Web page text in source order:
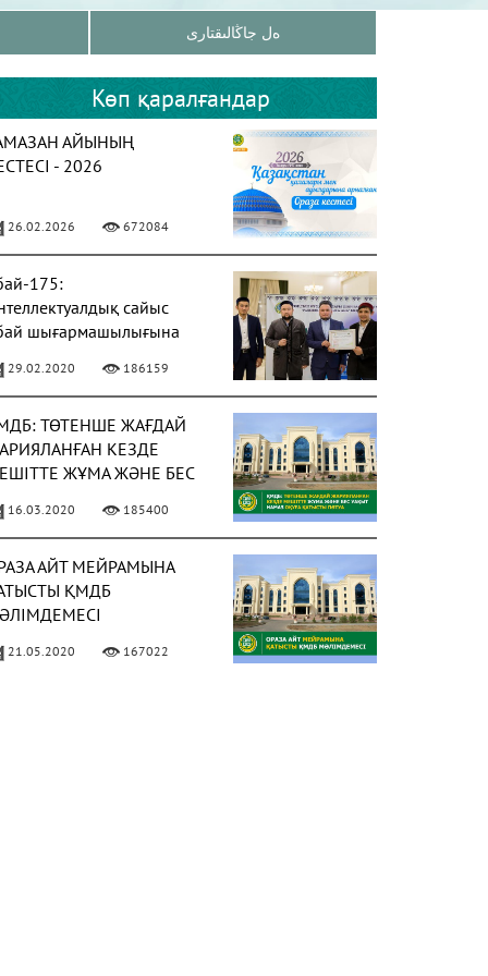
ەل جاڭالىقتارى
Көп қаралғандар
АЙЫНЫҢ
- 2026
26.02.2026 672084
175:
сайыс
шығармашылығына
29.02.2020 186159
ТӨТЕНШЕ ЖАҒДАЙ
КЕЗДЕ
ЖҰМА ЖӘНЕ БЕС
ПӘТУА
16.03.2020 185400
АЙТ МЕЙРАМЫНА
ҚМДБ
21.05.2020 167022